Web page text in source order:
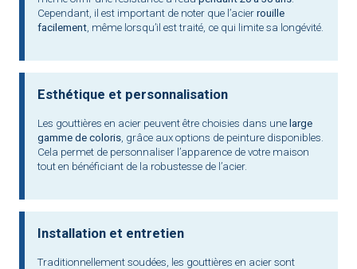
Cependant, il est important de noter que l’acier rouille
facilement , même lorsqu’il est traité, ce qui limite sa longévité.
Esthétique et personnalisation
Les gouttières en acier peuvent être choisies dans une large
gamme de coloris , grâce aux options de peinture disponibles.
Cela permet de personnaliser l’apparence de votre maison
tout en bénéficiant de la robustesse de l’acier.
Installation et entretien
Traditionnellement soudées, les gouttières en acier sont